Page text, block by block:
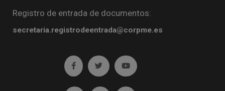
Registro de entrada de documentos:
secretaria.registrodeentrada@corpme.es
Ir a facebook (abre en ventana nueva)
Ir a twitter (abre en ventana nueva)
Ir a YouTube (abre en